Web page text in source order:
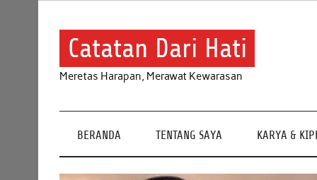
Catatan Dari Hati
Meretas Harapan, Merawat Kewarasan
BERANDA TENTANG SAYA KARYA &